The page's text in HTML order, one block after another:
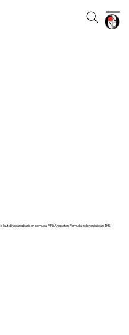
laut dihadang barisan pemuda API (Angkatan Pemuda Indonesia) dan TKR